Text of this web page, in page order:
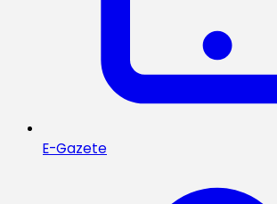
E-Gazete